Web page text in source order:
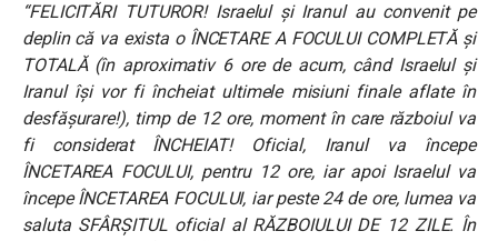
“FELICITĂRI TUTUROR! Israelul și Iranul au convenit pe
deplin că va exista o ÎNCETARE A FOCULUI COMPLETĂ și
TOTALĂ (în aproximativ 6 ore de acum, când Israelul și
Iranul își vor fi încheiat ultimele misiuni finale aflate în
desfășurare!), timp de 12 ore, moment în care războiul va
fi considerat ÎNCHEIAT! Oficial, Iranul va începe
ÎNCETAREA FOCULUI, pentru 12 ore, iar apoi Israelul va
începe ÎNCETAREA FOCULUI, iar peste 24 de ore, lumea va
saluta SFÂRȘITUL oficial al RĂZBOIULUI DE 12 ZILE. În